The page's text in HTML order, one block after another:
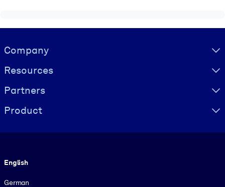
Visually hidden Text
Company
Resources
Partners
Product
English
German